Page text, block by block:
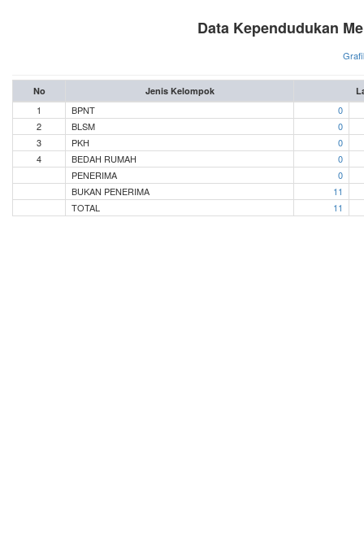
Data Kependudukan
No Jenis Kelompok
1 BPNT
0
2
BLSM
0
3
PKH
0
4
BEDAH RUMAH
0
PENERIMA
0
BUKAN PENERIMA
11
TOTAL
11